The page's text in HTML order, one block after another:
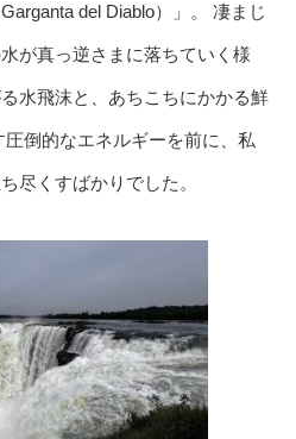
del Diablo）」。 凄まじ
が真っ逆さまに落ちていく様
水飛沫と、あちこちにかかる鮮
倒的なエネルギーを前に、私
尽くすばかりでした。